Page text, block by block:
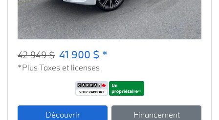
42 949 $ 41 900 $ *
*Plus Taxes et licenses
Découvrir Financement